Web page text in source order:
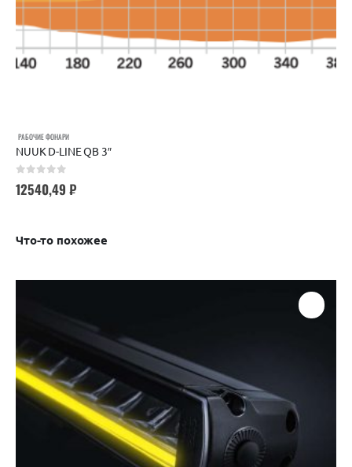
РАБОЧИЕ ФОНАРИ
NUUK D-LINE QB 3″
12540,49 ₽
Что-то похожее